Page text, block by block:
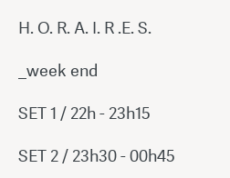
H. O. R. A. I. R .E. S.
_week end
SET 1 / 22h - 23h15
SET 2 / 23h30 - 00h45